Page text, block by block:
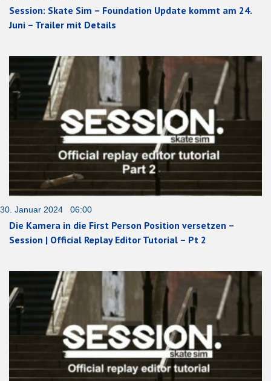
Session: Skate Sim – Foundation Update kommt am 24.
Juni – Trailer mit Details
30. Januar 2024 06:00
Die Kamera in die First Person Position versetzen –
Session | Official Replay Editor Tutorial – Pt 2